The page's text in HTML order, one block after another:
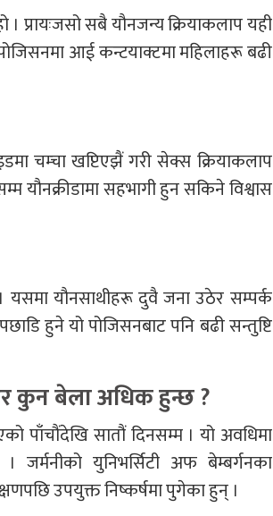
प्रायःजसो सबै यौनजन्य क्रियाकलाप यही
आई कन्टयाक्टमा महिलाहरू बढी
चम्चा खप्टिएझैं गरी सेक्स क्रियाकलाप
यौनक्रीडामा सहभागी हुन सकिने विश्वास
यसमा यौनसाथीहरू दुवै जना उठेर सम्पर्क
हुने यो पोजिसनबाट पनि बढी सन्तुष्टि
कुन बेला अधिक हुन्छ ?
पाँचौंदेखि सातौं दिनसम्म । यो अवधिमा
युनिभर्सिटी अफ बेम्बर्गनका
उपयुक्त निष्कर्षमा पुगेका हुन् ।